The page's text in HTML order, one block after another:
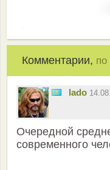
Комментарии, по
lado
Очередной
современного